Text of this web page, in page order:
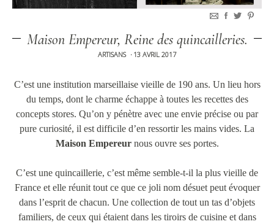
Maison Empereur, Reine des quincailleries.
ARTISANS • 13 AVRIL 2017
C’est une institution marseillaise vieille de 190 ans. Un lieu hors
du temps, dont le charme échappe à toutes les recettes des
concepts stores. Qu’on y pénètre avec une envie précise ou par
pure curiosité, il est difficile d’en ressortir les mains vides. La
Maison Empereurnous ouvre ses portes.
C’est une quincaillerie, c’est même semble-t-il la plus vieille de
France et elle réunit tout ce que ce joli nom désuet peut évoquer
dans l’esprit de chacun. Une collection de tout un tas d’objets
familiers, de ceux qui étaient dans les tiroirs de cuisine et dans